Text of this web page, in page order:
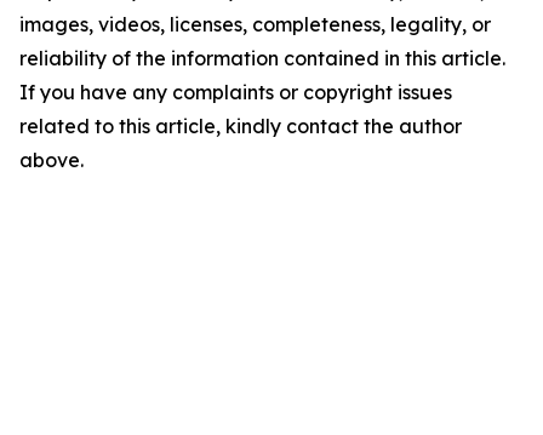
images, videos, licenses, completeness, legality, or
reliability of the information contained in this article.
If you have any complaints or copyright issues
related to this article, kindly contact the author
above.